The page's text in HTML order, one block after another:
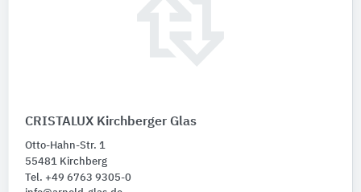
CRISTALUX Kirchberger Glas
Otto-Hahn-Str. 1
55481 Kirchberg
Tel. +49 6763 9305-0